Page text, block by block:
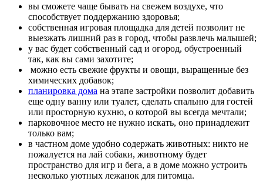
вы сможете чаще бывать на свежем воздухе, что
способствует поддержанию здоровья;
собственная игровая площадка для детей позволит не
выезжать лишний раз в город, чтобы развлечь малышей;
у вас будет собственный сад и огород, обустроенный
так, как вы сами захотите;
можно есть свежие фрукты и овощи, выращенные без
химических добавок;
планировка дома на этапе застройки позволит добавить
еще одну ванну или туалет, сделать спальню для гостей
или просторную кухню, о которой вы всегда мечтали;
парковочное место не нужно искать, оно принадлежит
только вам;
в частном доме удобно содержать животных: никто не
пожалуется на лай собаки, животному будет
пространство для игр и бега, а в доме можно устроить
несколько уютных лежанок для питомца.